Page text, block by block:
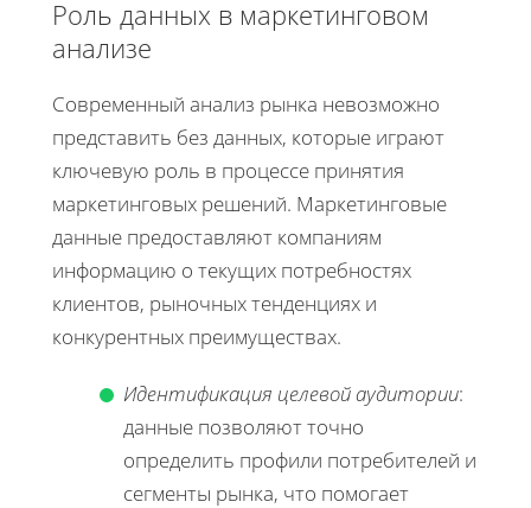
Роль данных в маркетинговом
анализе
Современный анализ рынка невозможно
представить без данных, которые играют
ключевую роль в процессе принятия
маркетинговых решений. Маркетинговые
данные предоставляют компаниям
информацию о текущих потребностях
клиентов, рыночных тенденциях и
конкурентных преимуществах.
Идентификация целевой аудитории:
данные позволяют точно
определить профили потребителей и
сегменты рынка, что помогает